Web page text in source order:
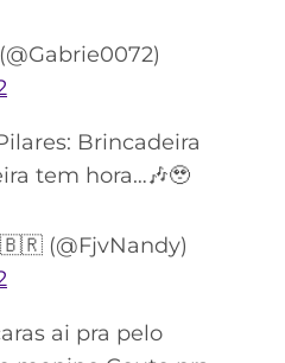
Brincadeira
tem hora…🎶🥹
(@FjvNandy)
ai pra pelo